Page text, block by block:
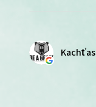
Kachťas